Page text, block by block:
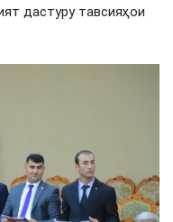
дастуру тавсияҳои